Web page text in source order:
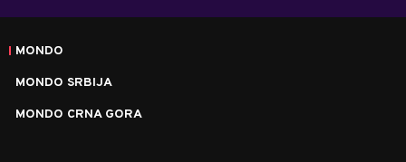
MONDO
MONDO SRBIJA
MONDO CRNA GORA